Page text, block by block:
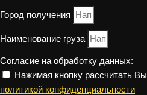
Город получения
Наименование груза
Согласие на обработку данных:
Нажимая кнопку рассчитать Вы
политикой конфиденциальности